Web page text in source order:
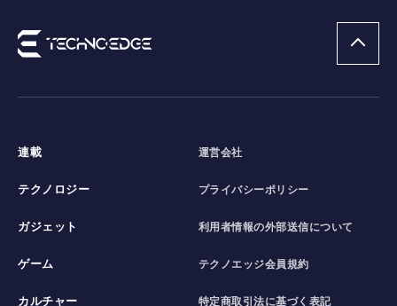
連載
テクノロジー
ガジェット
ゲーム
カルチャー
運営会社
プライバシーポリシー
利用者情報の外部送信について
テクノエッジ会員規約
特定商取引法に基づく表記